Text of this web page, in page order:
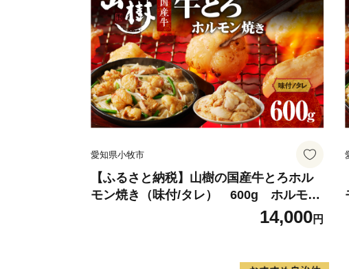
愛知県小牧市
【ふるさと納税】山樹の国産牛とろホル
モン焼き（味付/タレ） 600g ホルモン
肉 牛肉 山樹 国産牛 とろホルモン焼き 30
0g×2パック 計600g 味付 タレ プリプリ
Q 炒め物 ホルモン丼 野菜炒め 焼きうど
14,000円